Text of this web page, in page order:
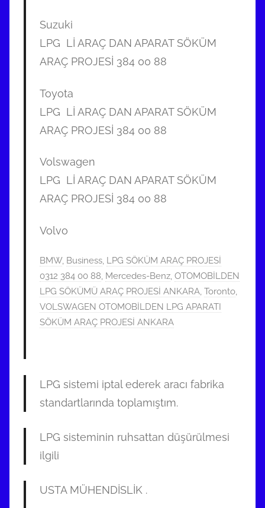
Suzuki
LPG Lİ ARAÇ DAN APARAT SÖKÜM
ARAÇ PROJESİ 384 00 88
Toyota
LPG Lİ ARAÇ DAN APARAT SÖKÜM
ARAÇ PROJESİ 384 00 88
Volswagen
LPG Lİ ARAÇ DAN APARAT SÖKÜM
ARAÇ PROJESİ 384 00 88
Volvo
BMW, Business, LPG SÖKÜM ARAÇ PROJESİ
0312 384 00 88, Mercedes-Benz, OTOMOBİLDEN
LPG SÖKÜMÜ ARAÇ PROJESİ ANKARA, Toronto,
VOLSWAGEN OTOMOBİLDEN LPG APARATI
SÖKÜM ARAÇ PROJESİ ANKARA
LPG sistemi iptal ederek aracı fabrika
standartlarında toplamıştım.
LPG sisteminin ruhsattan düşürülmesi
ilgili
USTA MÜHENDİSLİK .